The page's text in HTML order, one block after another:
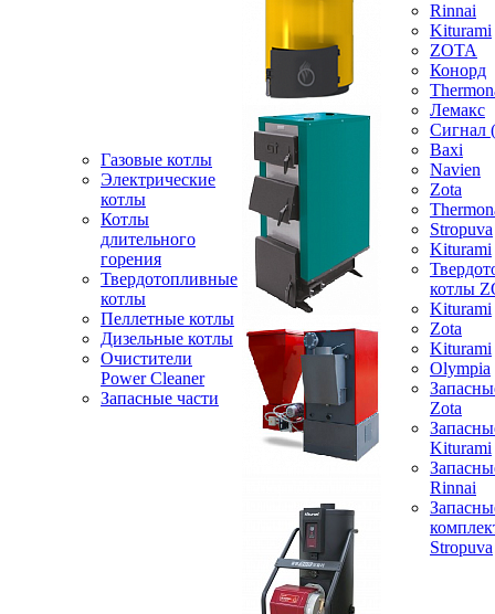
Газовые котлы
Электрические
котлы
Котлы
длительного
горения
Твердотопливные
котлы
Пеллетные котлы
Дизельные котлы
Очистители
Power Cleaner
Запасные части
Rinnai
Kiturami
ZOTA
Конорд
Лемакс
Baxi
Navien
Zota
Stropuva
Kiturami
котлы
Kiturami
Zota
Kiturami
Olympia
Zota
Kiturami
Rinnai
Stropuva